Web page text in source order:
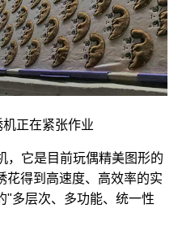
正在紧张作业
，它是目前玩偶精美图形的
花得到高速度、高效率的实
"多层次、多功能、统一性